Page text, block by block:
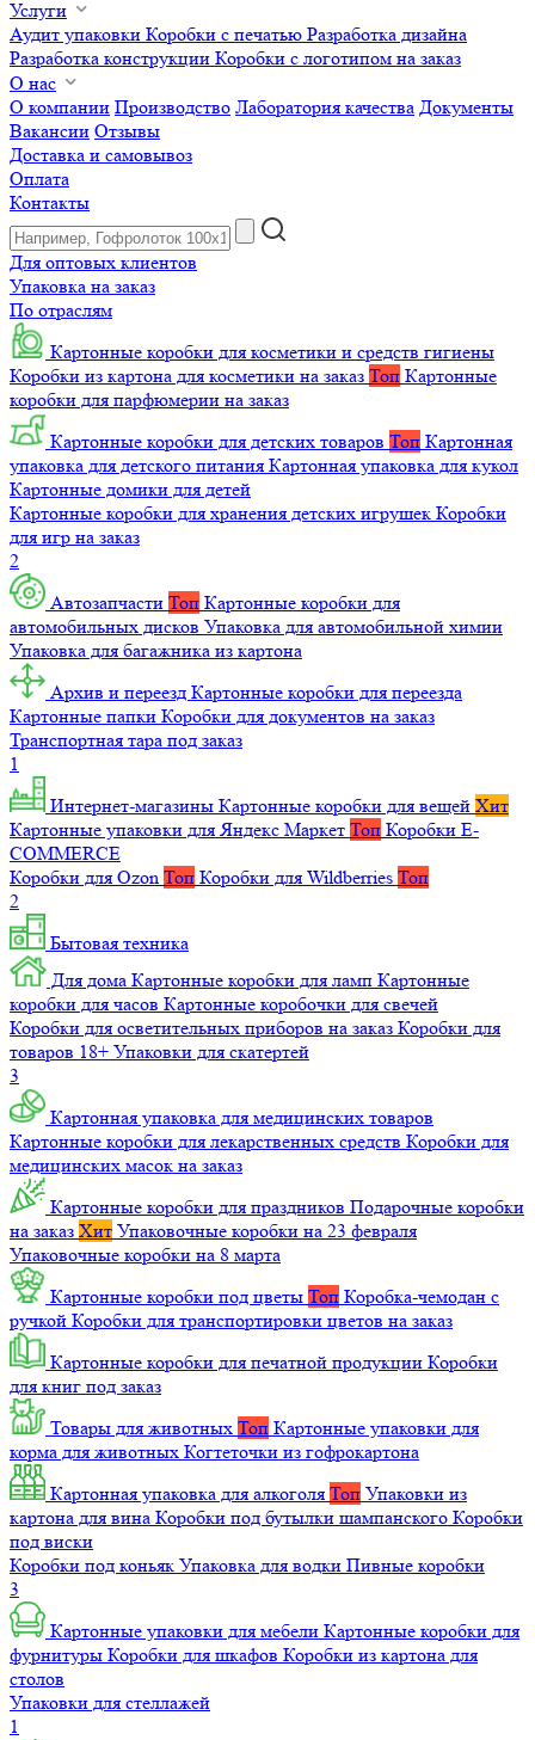
Услуги
Аудит упаковки Коробки с печатью Разработка дизайна
Разработка конструкции Коробки с логотипом на заказ
О нас
О компании Производство Лаборатория качества Документы
Вакансии Отзывы
Доставка и самовывоз
Оплата
Контакты
Для оптовых клиентов
Упаковка на заказ
По отраслям
Картонные коробки для косметики и средств гигиены
Коробки из картона для косметики на заказ Топ Картонные
коробки для парфюмерии на заказ
Картонные коробки для детских товаров Топ Картонная
упаковка для детского питания Картонная упаковка для кукол
Картонные домики для детей
Картонные коробки для хранения детских игрушек Коробки
для игр на заказ
2
Автозапчасти Топ Картонные коробки для
автомобильных дисков Упаковка для автомобильной химии
Упаковка для багажника из картона
Архив и переезд Картонные коробки для переезда
Картонные папки Коробки для документов на заказ
Транспортная тара под заказ
1
Интернет-магазины Картонные коробки для вещей Хит
Картонные упаковки для Яндекс Маркет Топ Коробки E-
COMMERCE
Коробки для Ozon Топ Коробки для Wildberries Топ
2
Бытовая техника
Для дома Картонные коробки для ламп Картонные
коробки для часов Картонные коробочки для свечей
Коробки для осветительных приборов на заказ Коробки для
товаров 18+ Упаковки для скатертей
3
Картонная упаковка для медицинских товаров
Картонные коробки для лекарственных средств Коробки для
медицинских масок на заказ
Картонные коробки для праздников Подарочные коробки
на заказ Хит Упаковочные коробки на 23 февраля
Упаковочные коробки на 8 марта
Картонные коробки под цветы Топ Коробка-чемодан с
ручкой Коробки для транспортировки цветов на заказ
Картонные коробки для печатной продукции Коробки
для книг под заказ
Товары для животных Топ Картонные упаковки для
корма для животных Когтеточки из гофрокартона
Картонная упаковка для алкоголя Топ Упаковки из
картона для вина Коробки под бутылки шампанского Коробки
под виски
Коробки под коньяк Упаковка для водки Пивные коробки
3
Картонные упаковки для мебели Картонные коробки для
фурнитуры Коробки для шкафов Коробки из картона для
столов
Упаковки для стеллажей
1